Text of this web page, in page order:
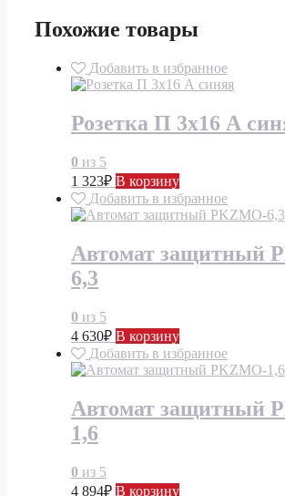
Похожие товары
Добавить в избранное
Розетка П 3х16 А
0 из 5
1 323₽ В корзину
Добавить в избранное
Автомат защитный
6,3
0 из 5
4 630₽ В корзину
Добавить в избранное
Автомат защитный
1,6
0 из 5
4 894₽ В корзину